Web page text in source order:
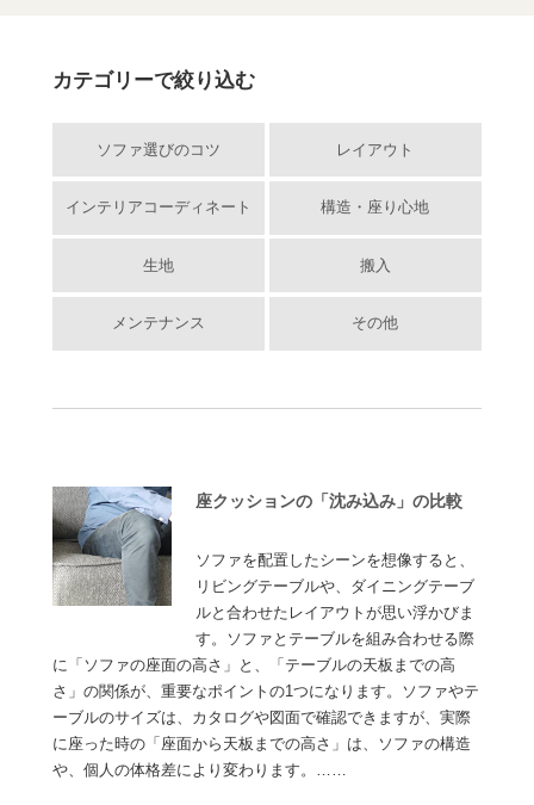
カテゴリーで絞り込む
ソファ選びのコツ レイアウト
インテリアコーディネート 構造・座り心地
生地 搬入
メンテナンス その他
座クッションの「沈み込み」の比較
ソファを配置したシーンを想像すると、
リビングテーブルや、ダイニングテーブ
ルと合わせたレイアウトが思い浮かびま
す。ソファとテーブルを組み合わせる際
に「ソファの座面の高さ」と、「テーブルの天板までの高
さ」の関係が、重要なポイントの1つになります。ソファやテ
ーブルのサイズは、カタログや図面で確認できますが、実際
に座った時の「座面から天板までの高さ」は、ソファの構造
や、個人の体格差により変わります。……